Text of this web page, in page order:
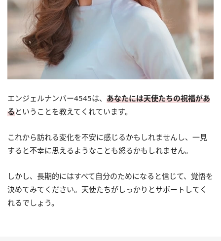
エンジェルナンバー4545は、 あなたには天使たちの祝福があ
るということを教えてくれています。
これから訪れる変化を不安に感じるかもしれませんし、一見
すると不幸に思えるようなことも怒るかもしれません。
しかし、長期的にはすべて自分のためになると信じて、覚悟を
決めてみてください。天使たちがしっかりとサポートしてく
れるでしょう。